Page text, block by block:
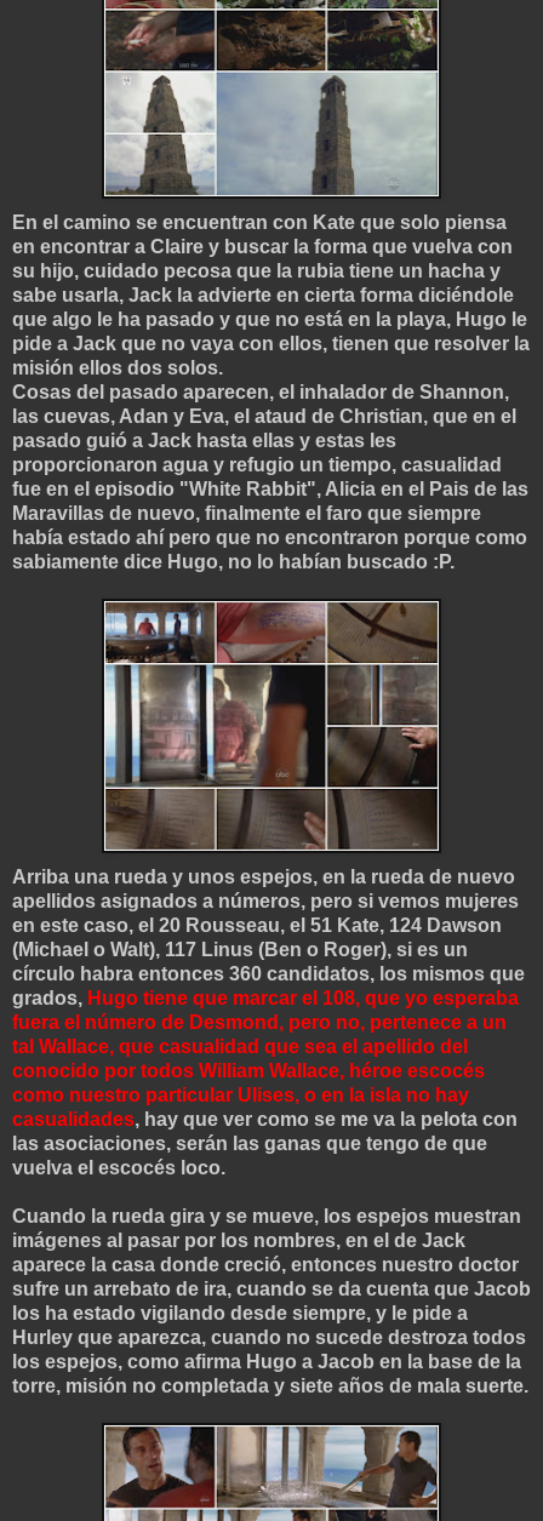
En el camino se encuentran con Kate que solo piensa
en encontrar a Claire y buscar la forma que vuelva con
su hijo, cuidado pecosa que la rubia tiene un hacha y
sabe usarla, Jack la advierte en cierta forma diciéndole
que algo le ha pasado y que no está en la playa, Hugo le
pide a Jack que no vaya con ellos, tienen que resolver la
misión ellos dos solos.
Cosas del pasado aparecen, el inhalador de Shannon,
las cuevas, Adan y Eva, el ataud de Christian, que en el
pasado guió a Jack hasta ellas y estas les
proporcionaron agua y refugio un tiempo, casualidad
fue en el episodio "White Rabbit", Alicia en el Pais de las
Maravillas de nuevo, finalmente el faro que siempre
había estado ahí pero que no encontraron porque como
sabiamente dice Hugo, no lo habían buscado :P.
Arriba una rueda y unos espejos, en la rueda de nuevo
apellidos asignados a números, pero si vemos mujeres
en este caso, el 20 Rousseau, el 51 Kate, 124 Dawson
(Michael o Walt), 117 Linus (Ben o Roger), si es un
círculo habra entonces 360 candidatos, los mismos que
grados, Hugo tiene que marcar el 108, que yo esperaba
fuera el número de Desmond, pero no, pertenece a un
tal Wallace, que casualidad que sea el apellido del
conocido por todos William Wallace, héroe escocés
como nuestro particular Ulises, o en la isla no hay
casualidades, hay que ver como se me va la pelota con
las asociaciones, serán las ganas que tengo de que
vuelva el escocés loco.
Cuando la rueda gira y se mueve, los espejos muestran
imágenes al pasar por los nombres, en el de Jack
aparece la casa donde creció, entonces nuestro doctor
sufre un arrebato de ira, cuando se da cuenta que Jacob
los ha estado vigilando desde siempre, y le pide a
Hurley que aparezca, cuando no sucede destroza todos
los espejos, como afirma Hugo a Jacob en la base de la
torre, misión no completada y siete años de mala suerte.